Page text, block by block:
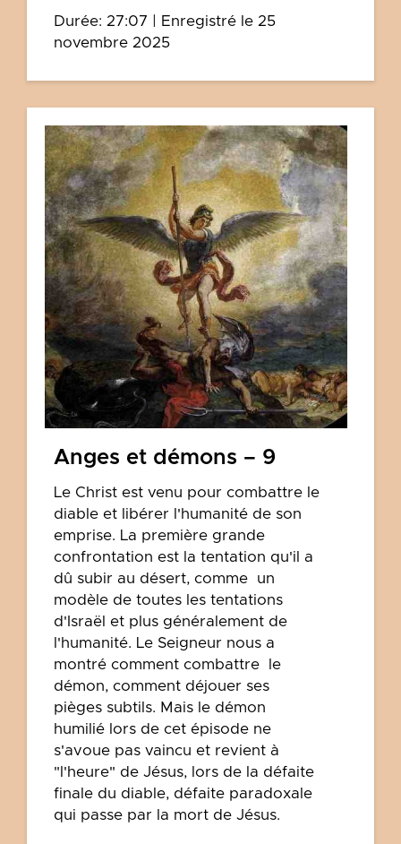
Durée: 27:07
Enregistré le 25
novembre 2025
Anges et démons – 9
Le Christ est venu pour combattre le
diable et libérer l'humanité de son
emprise. La première grande
confrontation est la tentation qu'il a
dû subir au désert, comme un
modèle de toutes les tentations
d'Israël et plus généralement de
l'humanité. Le Seigneur nous a
montré comment combattre le
démon, comment déjouer ses
pièges subtils. Mais le démon
humilié lors de cet épisode ne
s'avoue pas vaincu et revient à
"l'heure" de Jésus, lors de la défaite
finale du diable, défaite paradoxale
qui passe par la mort de Jésus.